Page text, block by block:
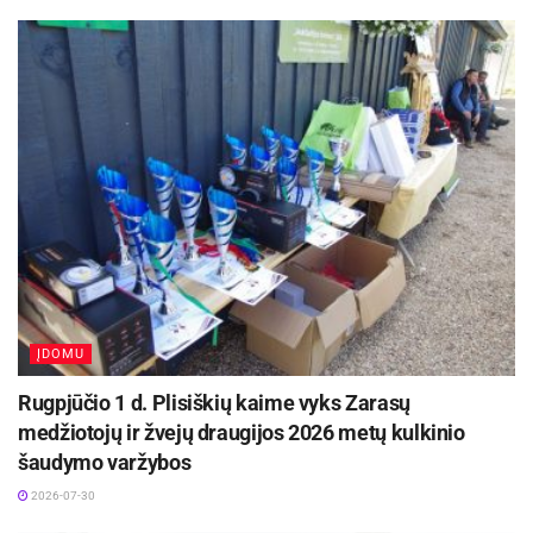
Ministrė Pirmininkė Ingrida Šimonytė.
Laima Penek, LRVK nuotr.
„Esate geriausi iš geriausių ir Paryžiuje stosite greta visų
kitų pasaulio geriausiųjų. Tačiau šių žaidynių prasmė – ne
vien medaliai, asmeniniai rezultatai. Labai svarbu, kad
ĮDOMU
Rugpjūčio 1 d. Plisiškių kaime vyks Zarasų
medžiotojų ir žvejų draugijos 2026 metų kulkinio
šaudymo varžybos
2026-07-30